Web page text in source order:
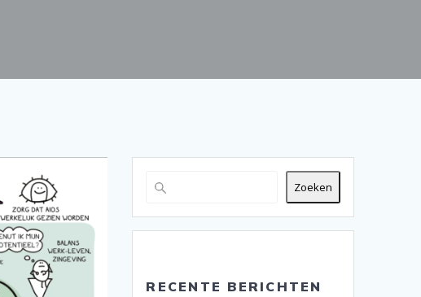
Zoeken
RECENTE BERICHTEN